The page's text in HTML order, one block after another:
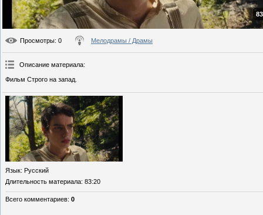
Просмотры: 0 Мелодрамы / Драмы
Описание материала:
Фильм Строго на запад.
Язык: Русский
Длительность материала: 83:20
Всего комментариев: 0